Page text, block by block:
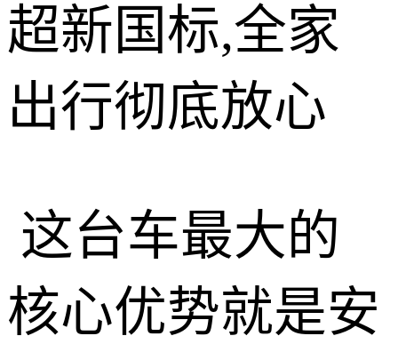
超新国标,全家
出行彻底放心
这台车最大的
核心优势就是安